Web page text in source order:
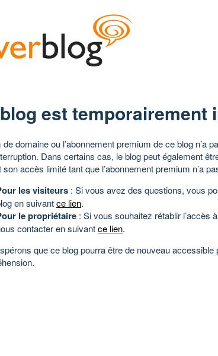
est temporairement
de domaine ou l’abonnement premium de ce blog n’a
Dans certains cas, le blog peut également
son accès limité tant que l’abonnement premium n’a
les visiteurs : Si vous avez des questions, vous
en suivantce lien.
le propriétaire : Si vous souhaitez rétablir l’accès
contacter en suivantce lien.
que ce blog pourra être de nouveau